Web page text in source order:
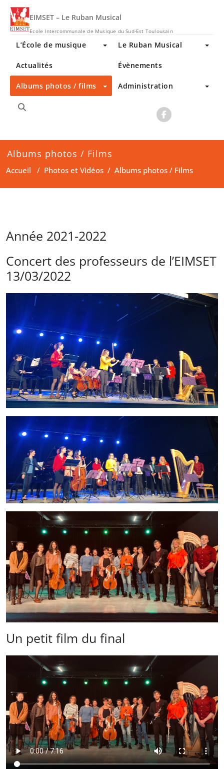
Skip
content
EIMSET – Le Ruban Musical
Ecole Intercommunale de Musique du Sud-Est Toulousain
L’École de musique Le Ruban Musical
Actualités Évènements
Albums photos / films Administration
Albums photos / Films
Accueil / Photos et Vidéos / Albums photos / Films
Année 2021-2022
Concert des professeurs de l’EIMSET
13/03/2022
Un petit film du final